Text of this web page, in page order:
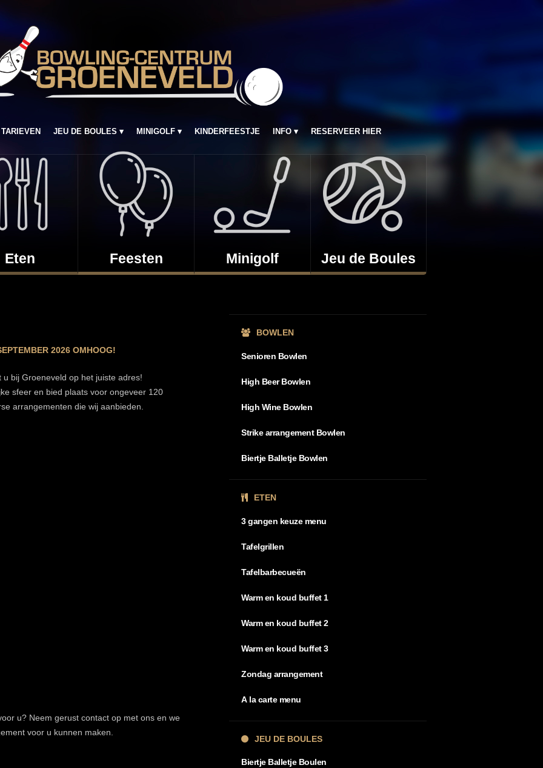
TARIEVEN JEU DE BOULES MINIGOLF KINDERFEESTJE INFO RESERVEER HIER
Eten Feesten Minigolf Jeu de Boules
2026 OMHOOG!
bij Groeneveld op het juiste adres!
sfeer en bied plaats voor ongeveer 120
arrangementen die wij aanbieden.
u? Neem gerust contact op met ons en we
voor u kunnen maken.
BOWLEN
Senioren Bowlen
High Beer Bowlen
High Wine Bowlen
Strike arrangement Bowlen
Biertje Balletje Bowlen
ETEN
3 gangen keuze menu
Tafelgrillen
Tafelbarbecueën
Warm en koud buffet 1
Warm en koud buffet 2
Warm en koud buffet 3
Zondag arrangement
A la carte menu
JEU DE BOULES
Biertje Balletje Boulen